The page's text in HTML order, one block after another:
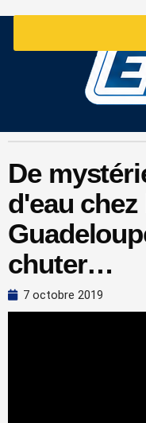
De
d'eau
chuter…
7 octobre 2019